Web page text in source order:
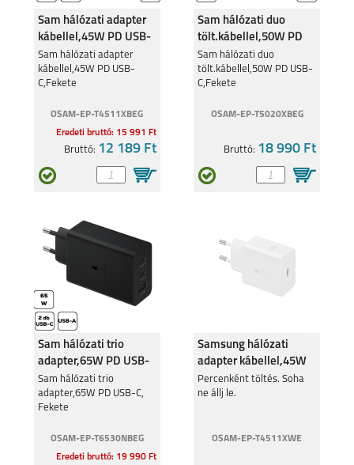
Sam hálózati adapter
kábellel,45W PD USB-
C,Fekete
Sam hálózati adapter
kábellel,45W PD USB-
C,Fekete
OSAM-EP-T4511XBEG
Eredeti bruttó: 15 991 Ft
Bruttó: 12 189 Ft
Sam hálózati duo
tölt.kábellel,50W PD
USB-C,Fekete
Sam hálózati duo
tölt.kábellel,50W PD USB-
C,Fekete
OSAM-EP-T5020XBEG
Bruttó: 18 990 Ft
Sam hálózati trio
adapter,65W PD USB-
C, Fekete
Sam hálózati trio
adapter,65W PD USB-C,
Fekete
OSAM-EP-T6530NBEG
Eredeti bruttó: 19 990 Ft
Samsung hálózati
adapter kábellel,45W
PD USB-C,fehér
Percenként töltés. Soha
ne állj le.
OSAM-EP-T4511XWE